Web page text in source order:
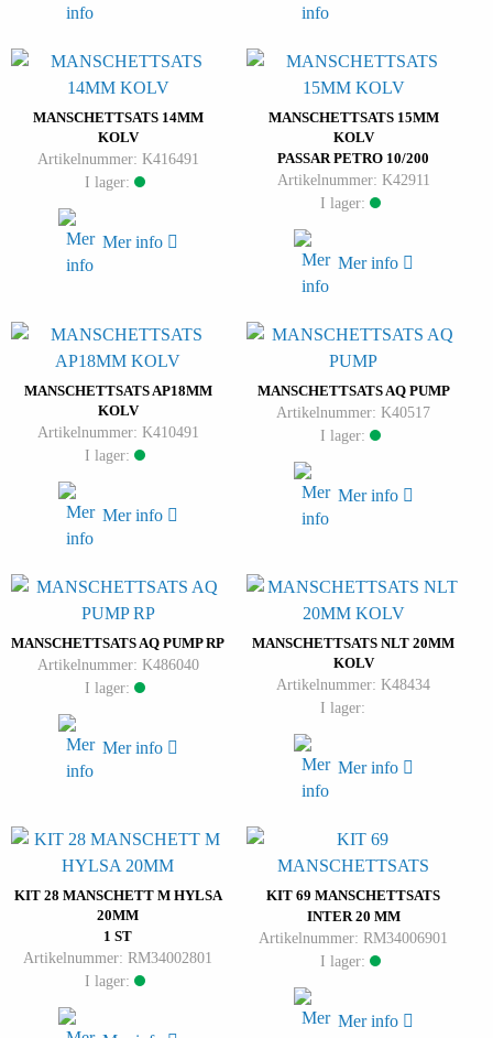
MANSCHETTSATS 14MM
KOLV
Artikelnummer: K416491
I lager:
Mer info
MANSCHETTSATS 15MM
KOLV
PASSAR PETRO 10/200
Artikelnummer: K42911
I lager:
Mer info
MANSCHETTSATS AP18MM
KOLV
Artikelnummer: K410491
I lager:
Mer info
MANSCHETTSATS AQ PUMP
Artikelnummer: K40517
I lager:
Mer info
MANSCHETTSATS AQ PUMP RP
Artikelnummer: K486040
I lager:
Mer info
MANSCHETTSATS NLT 20MM
KOLV
Artikelnummer: K48434
I lager:
Mer info
KIT 28 MANSCHETT M HYLSA
20MM
1 ST
Artikelnummer: RM34002801
I lager:
KIT 69 MANSCHETTSATS
INTER 20 MM
Artikelnummer: RM34006901
I lager:
Mer info